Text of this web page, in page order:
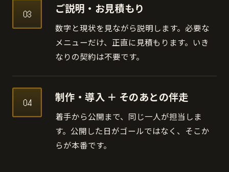
03 ご説明・お見積もり
数字と現状を見ながら説明します。必要な
メニューだけ、正直に見積もります。いき
なりの契約は不要です。
04 制作・導入 ＋ そのあとの伴走
着手から公開まで、同じ一人が担当しま
す。公開した日がゴールではなく、そこか
らが本番です。